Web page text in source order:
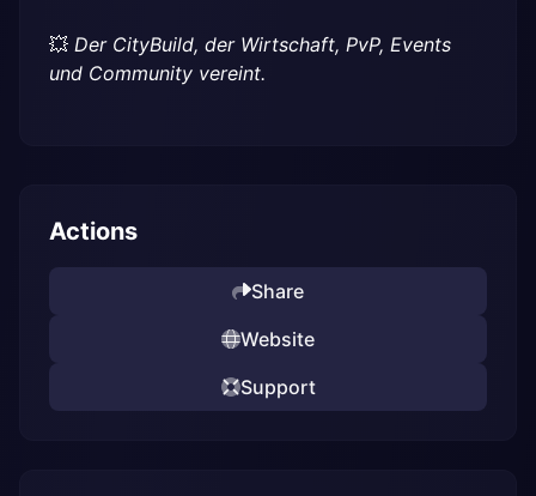
💥 Der CityBuild, der Wirtschaft, PvP, Events
und Community vereint.
Actions
Share
Website
Support